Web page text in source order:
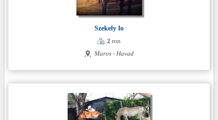
Szekely lo
2 ron
Maros - Havad